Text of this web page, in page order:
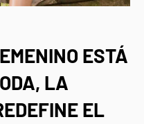
ESTÁ
LA
EL